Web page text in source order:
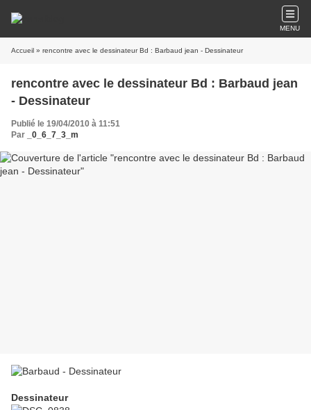
MENU
Accueil » rencontre avec le dessinateur Bd : Barbaud jean - Dessinateur
rencontre avec le dessinateur Bd : Barbaud jean
- Dessinateur
Publié le 19/04/2010 à 11:51
Par
_0_6_7_3_m
Dessinateur